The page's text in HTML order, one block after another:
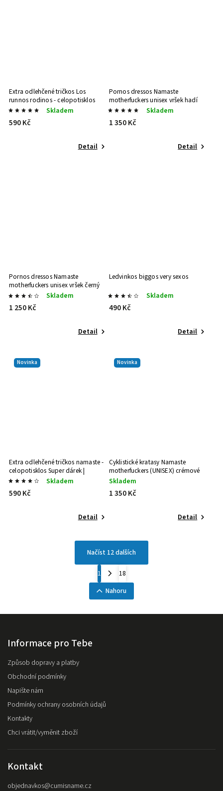
Extra odlehčené tričkos Los
runnos rodinos - celopotisklos
Super dárek | Stylový dárek
Skladem
590 Kč
Detail
Pornos dressos Namaste
motherfuckers unisex vršek hadí
Sport výbava | ve stylu
Skladem
1 350 Kč
Detail
Pornos dressos Namaste
motherfuckers unisex vršek černý
Sport výbava | ve stylu
Skladem
1 250 Kč
Detail
Ledvinkos biggos very sexos
Skladem
490 Kč
Detail
Novinka
Extra odlehčené tričkos namaste -
celopotisklos Super dárek |
Stylový dárek Skladem
590 Kč
Detail
Novinka
Cyklistické kratasy Namaste
motherfuckers (UNISEX) crémové
Sport výbava | ve stylu
Skladem
1 350 Kč
Detail
Načíst 12 dalších
1
18
Nahoru
Informace pro Tebe
Způsob dopravy a platby
Obchodní podmínky
Napište nám
Podmínky ochrany osobních údajů
Kontakty
Chci vrátit/vyměnit zboží
Kontakt
objednavkos@cumisname.cz